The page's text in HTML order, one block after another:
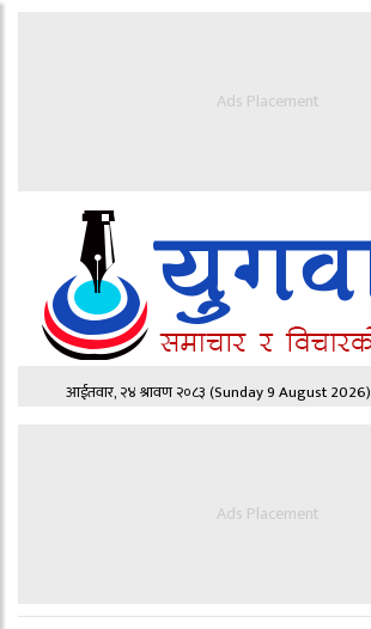
Ads Placement
आईतवार, २४ श्रावण २०८३(Sunday 9 August 2026)
Ads Placement